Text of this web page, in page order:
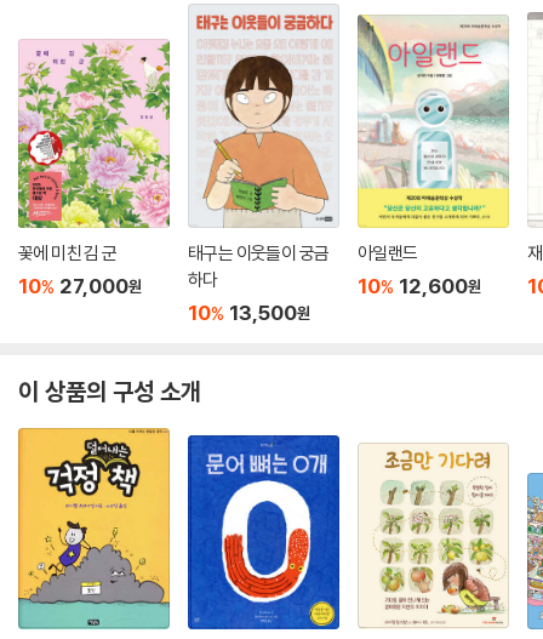
꽃에 미친 김 군
10% 27,000원
태구는 이웃들이 궁금
하다
10% 13,500원
아일랜드
10% 12,600원
이 상품의 구성 소개